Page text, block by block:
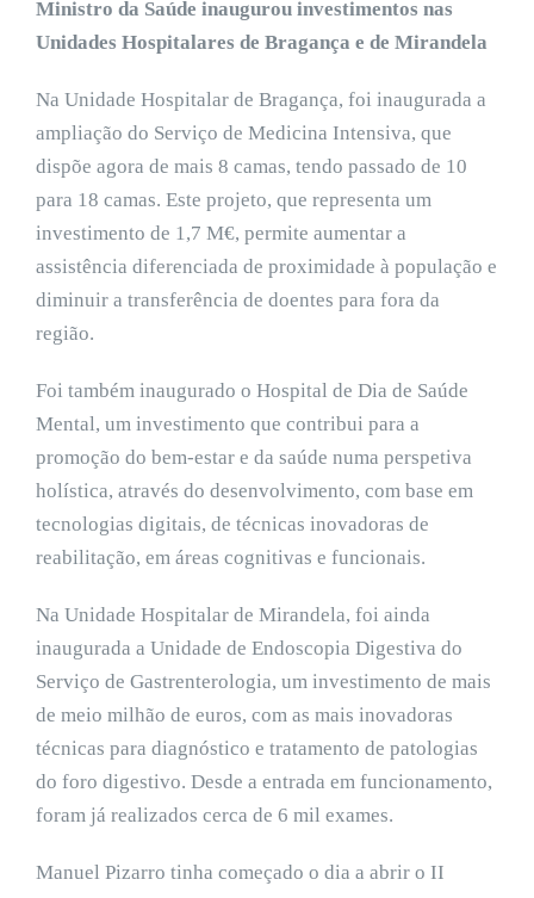
Ministro da Saúde inaugurou investimentos nas
Unidades Hospitalares de Bragança e de Mirandela
Na Unidade Hospitalar de Bragança, foi inaugurada a
ampliação do Serviço de Medicina Intensiva, que
dispõe agora de mais 8 camas, tendo passado de 10
para 18 camas. Este projeto, que representa um
investimento de 1,7 M€, permite aumentar a
assistência diferenciada de proximidade à população e
diminuir a transferência de doentes para fora da
região.
Foi também inaugurado o Hospital de Dia de Saúde
Mental, um investimento que contribui para a
promoção do bem-estar e da saúde numa perspetiva
holística, através do desenvolvimento, com base em
tecnologias digitais, de técnicas inovadoras de
reabilitação, em áreas cognitivas e funcionais.
Na Unidade Hospitalar de Mirandela, foi ainda
inaugurada a Unidade de Endoscopia Digestiva do
Serviço de Gastrenterologia, um investimento de mais
de meio milhão de euros, com as mais inovadoras
técnicas para diagnóstico e tratamento de patologias
do foro digestivo. Desde a entrada em funcionamento,
foram já realizados cerca de 6 mil exames.
Manuel Pizarro tinha começado o dia a abrir o II